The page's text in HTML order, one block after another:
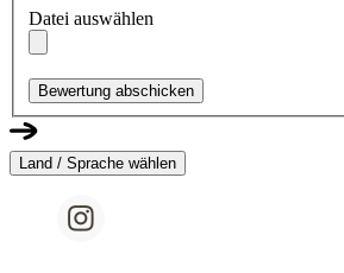
Datei auswählen
Bewertung abschicken
Land / Sprache wählen